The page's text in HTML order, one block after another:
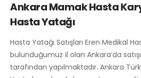
Ankara Mamak Hasta
Hasta Yatağı
Hasta Yatağı Satışları Eren Medikal
bulunduğumuz il olan Ankara’da
tarafından yapılmaktadır. Ankara